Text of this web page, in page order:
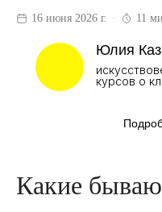
16 июня 2026 г. 11
Юлия
курсов о
Какие